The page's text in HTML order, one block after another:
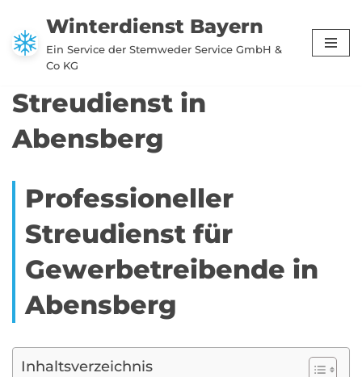
Zum
Inhalt
Winterdienst Bayern
Ein Service der Stemweder Service GmbH &
Co KG
Streudienst in
Abensberg
Professioneller
Streudienst für
Gewerbetreibende in
Abensberg
Inhaltsverzeichnis